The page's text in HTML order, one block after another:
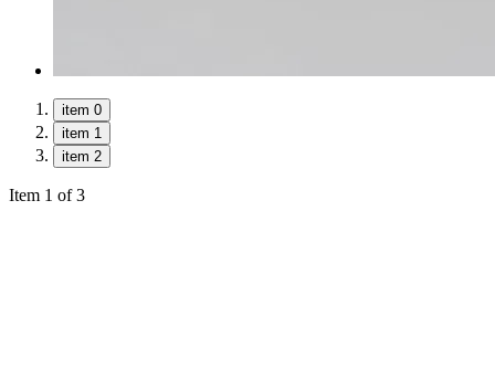
item 0
item 1
item 2
Item 1 of 3